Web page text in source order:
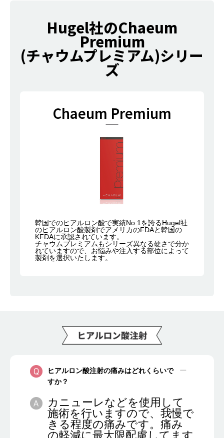
Hugel社のChaeum
Premium
(チャウムプレミアム)シリー
ズ
Chaeum Premium
韓国でのヒアルロン酸で実績No.1を誇るHugel社
のヒアルロン酸製剤でアメリカのFDAと韓国の
KFDAに承認されています。
チャウムプレミアムもシリーズ異なる硬さで分か
れていますので、お悩みや注入する部位によって
製剤を選択いたします。
ヒアルロン酸注射の痛みはどれくらいで
すか？
カニューレなどを使用して
施術を行いますので、我慢で
きる程度の痛みです。痛み
の軽減に最大限配慮してます